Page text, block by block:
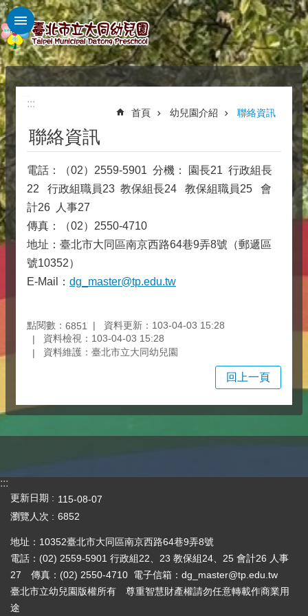
跳到主要內容區塊
:::
:::
首頁 幼兒園介紹 聯絡資訊
聯絡資訊
電話：（02）2559-5901 分機： 園長21 行政組長
22 行政組職員23 教保組長24 教保組職員25 會
計26 人事27
傳真：（02）2550-4710
地址：臺北市大同區南京西路64巷9弄8號（郵遞區
號10352）
E-Mail： dg_master@tp.edu.tw
點閱數： 6851
資料更新：103-04-03 15:28
資料檢視：103-04-03 15:28
資料維護：臺北市立大同幼兒園
回上一頁
:::
更新日期
115-08-07
瀏覽人次
6852
地址：10352臺北市大同區南京西路64巷9弄8號
電話：(02) 2559-5901 行政組22、23 教保組24、25 會計26 人事
27 傳真：(02) 2550-4710 電子信箱：dg_master@tp.edu.tw
臺北市立幼兒園版權所有 尊重智慧財產權請勿任意轉載作商業用
途